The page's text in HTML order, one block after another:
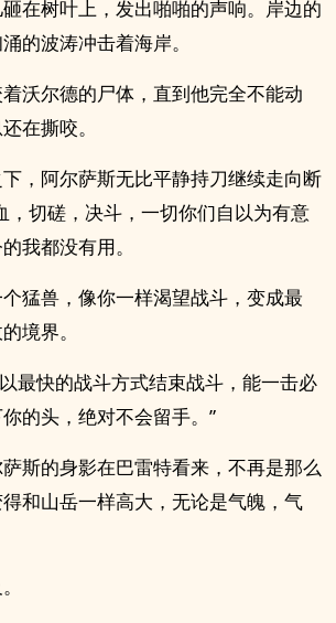
在树叶上，发出啪啪的声响。岸边的
的波涛冲击着海岸。
沃尔德的尸体，直到他完全不能动
在撕咬。
，阿尔萨斯无比平静持刀继续走向断
，切磋，决斗，一切你们自以为有意
我都没有用。
猛兽，像你一样渴望战斗，变成最
境界。
最快的战斗方式结束战斗，能一击必
的头，绝对不会留手。”
斯的身影在巴雷特看来，不再是那么
和山岳一样高大，无论是气魄，气